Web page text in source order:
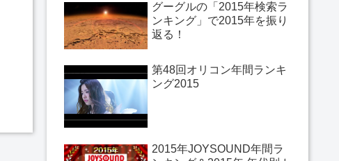
グーグルの「2015年検索ラ
ンキング」で2015年を振り
返る！
第48回オリコン年間ランキ
ング2015
2015年JOYSOUND年間ラ